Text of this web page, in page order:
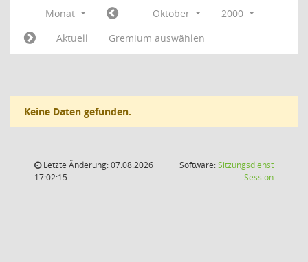
Monat Oktober
2000
Aktuell
Gremium auswählen
Keine Daten gefunden.
Letzte Änderung: 07.08.2026
17:02:15
Software:Sitzungsdienst
Session(Wird in